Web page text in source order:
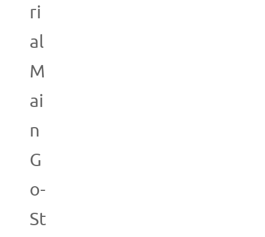
ri
al
M
ai
n
G
o-
St